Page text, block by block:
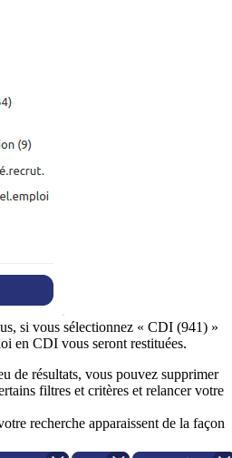
si vous sélectionnez « CDI (941) »
en CDI vous seront restituées.
de résultats, vous pouvez supprimer
filtres et critères et relancer votre
recherche apparaissent de la façon